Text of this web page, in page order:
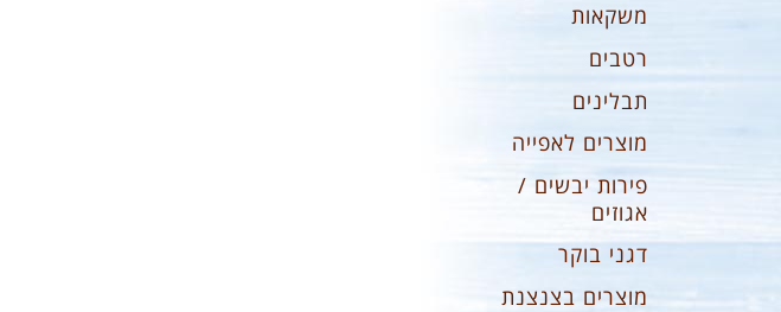
משקאות
רטבים
תבלינים
מוצרים לאפייה
פירות יבשים /
אגוזים
דגני בוקר
מוצרים בצנצנת